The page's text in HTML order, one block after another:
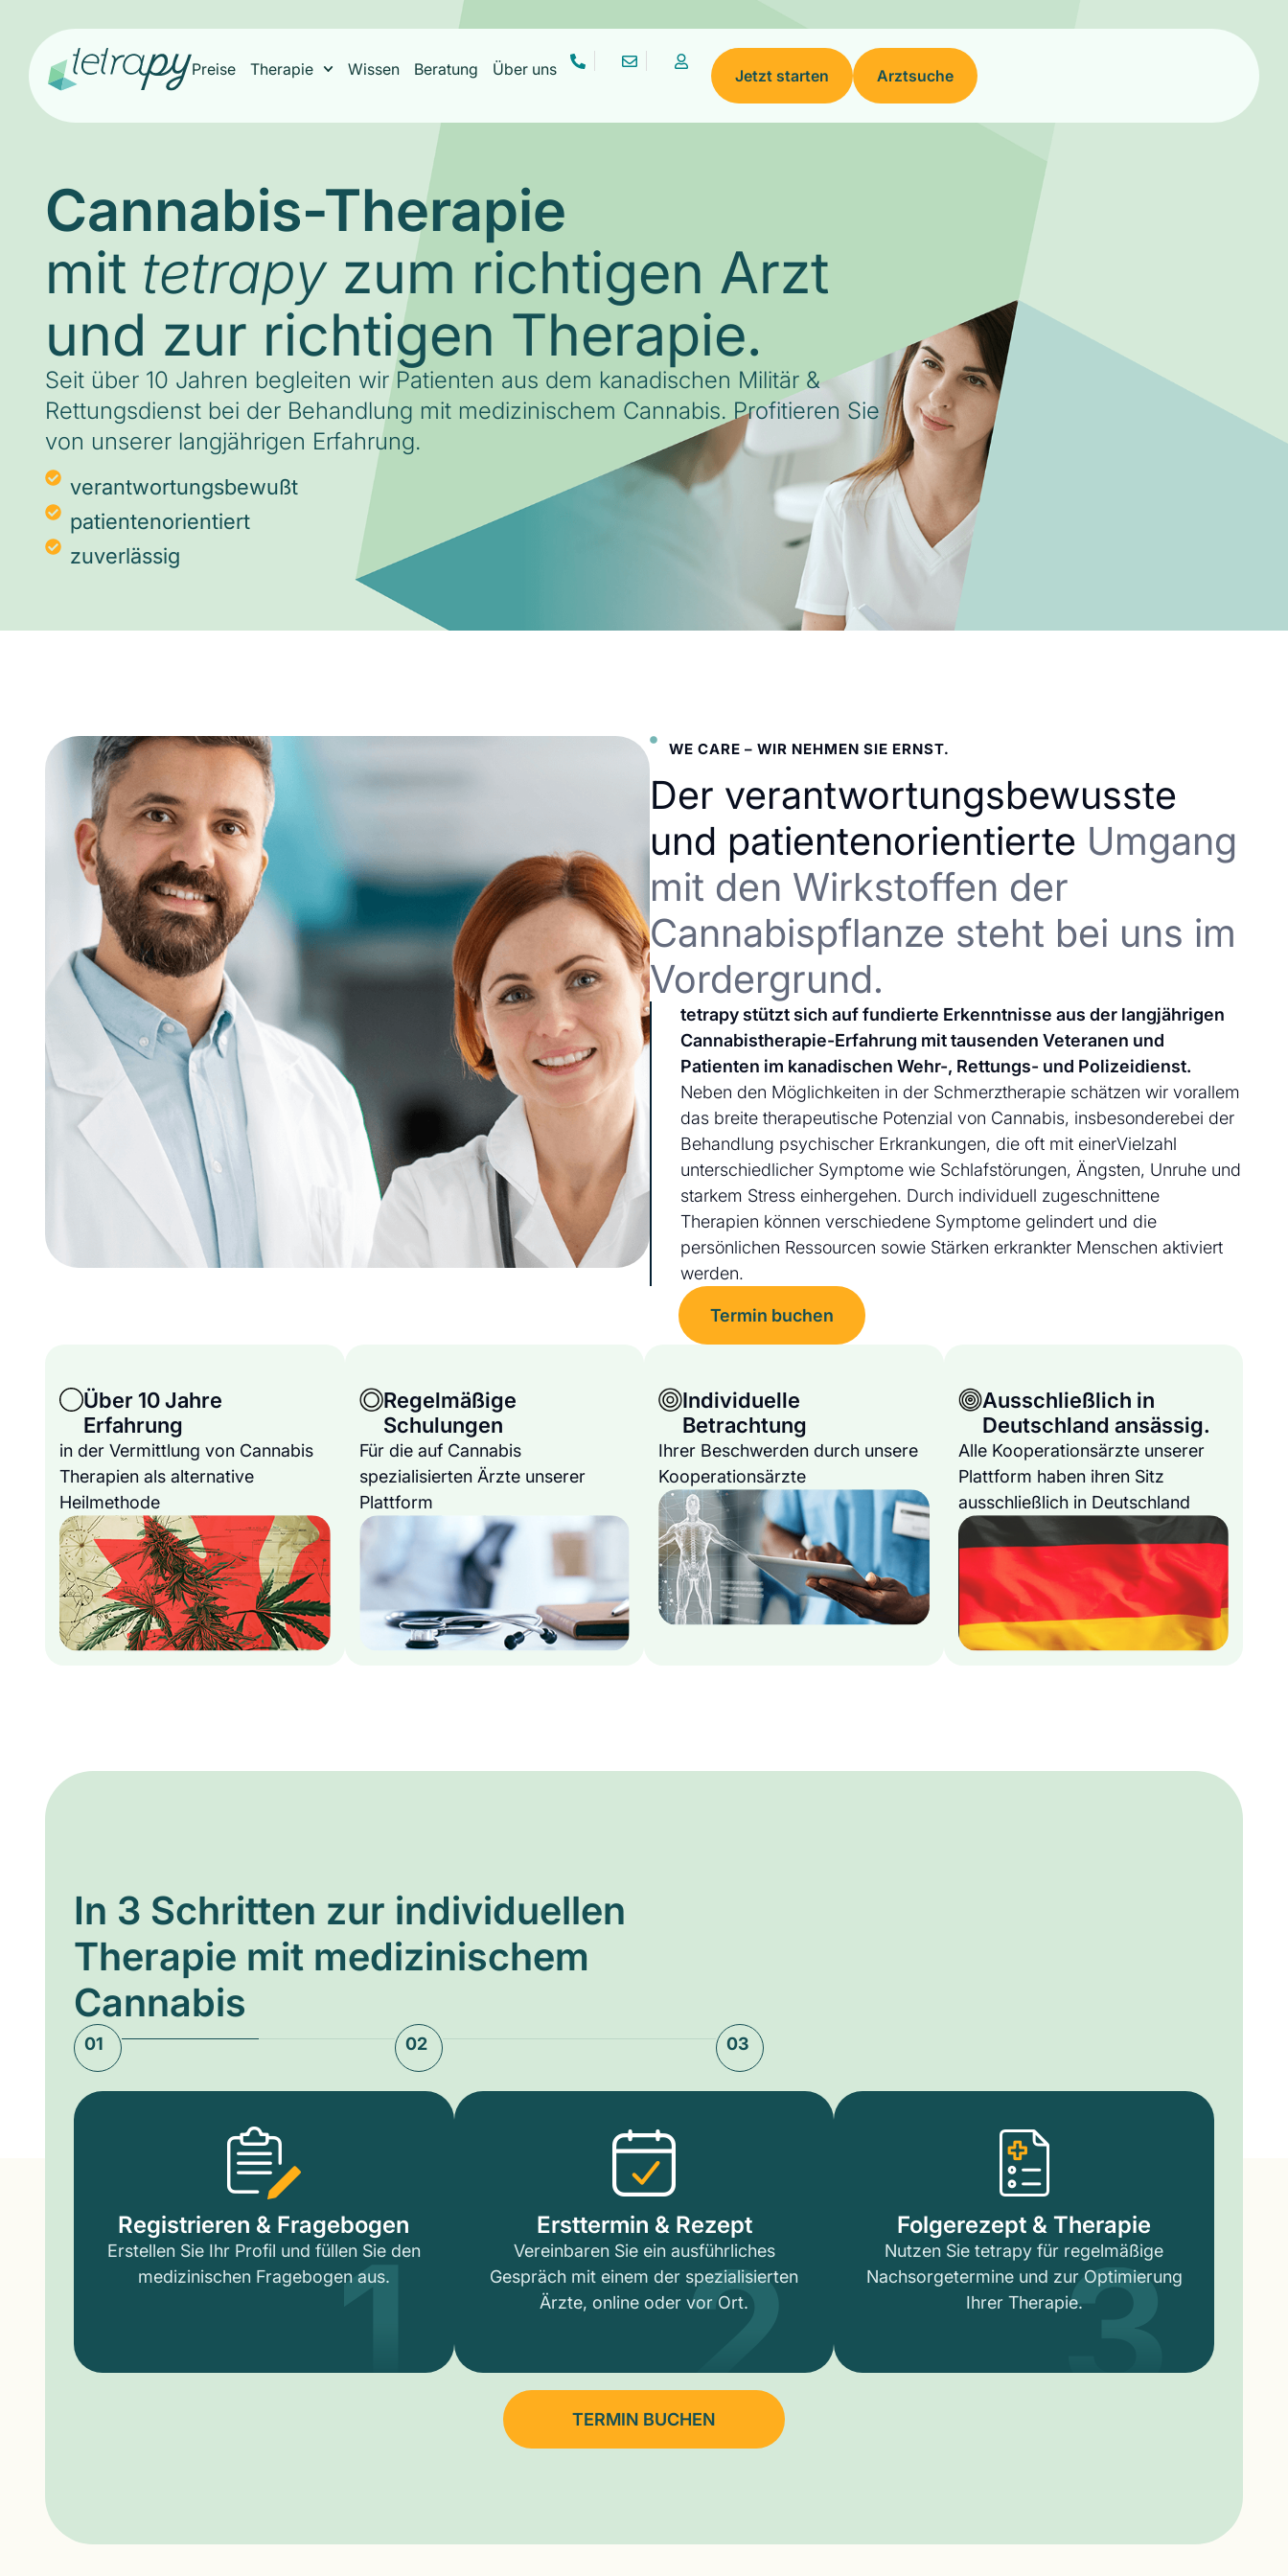
Preise Therapie Wissen Beratung Über uns Jetzt starten Arztsuche
Cannabis-Therapie
mit tetrapyzum richtigen Arzt
und zur richtigen Therapie.
Seit über 10 Jahren begleiten wir Patienten aus dem kanadischen Militär &
Rettungsdienst bei der Behandlung mit medizinischem Cannabis. Profitieren Sie
von unserer langjährigen Erfahrung.
verantwortungsbewußt
patientenorientiert
zuverlässig
WE CARE – WIR NEHMEN SIE ERNST.
Der verantwortungsbewusste
und patientenorientierte Umgang
mit den Wirkstoffen der
Cannabispflanze steht bei uns im
Vordergrund.
tetrapy stützt sich auf fundierte Erkenntnisse aus der langjährigen
Cannabistherapie-Erfahrung mit tausenden Veteranen und
Patienten im kanadischen Wehr-, Rettungs- und Polizeidienst.
Neben den Möglichkeiten in der Schmerztherapie schätzen wir vorallem
das breite therapeutische Potenzial von Cannabis, insbesonderebei der
Behandlung psychischer Erkrankungen, die oft mit einerVielzahl
unterschiedlicher Symptome wie Schlafstörungen, Ängsten, Unruhe und
starkem Stress einhergehen. Durch individuell zugeschnittene
Therapien können verschiedene Symptome gelindert und die
persönlichen Ressourcen sowie Stärken erkrankter Menschen aktiviert
werden.
Termin buchen
Über 10 Jahre
Erfahrung
in der Vermittlung von Cannabis
Therapien als alternative
Heilmethode
Regelmäßige
Schulungen
Für die auf Cannabis
spezialisierten Ärzte unserer
Plattform
Individuelle
Betrachtung
Ihrer Beschwerden durch unsere
Kooperationsärzte
Ausschließlich in
Deutschland ansässig.
Alle Kooperationsärzte unserer
Plattform haben ihren Sitz
ausschließlich in Deutschland
In 3 Schritten zur individuellen
Therapie mit medizinischem
Cannabis
01 02 03
Registrieren & Fragebogen
Erstellen Sie Ihr Profil und füllen Sie den
medizinischen Fragebogen aus.
1 Ersttermin & Rezept
Vereinbaren Sie ein ausführliches
Gespräch mit einem der spezialisierten
Ärzte, online oder vor Ort.
2 Folgerezept & Therapie
Nutzen Sie tetrapy für regelmäßige
Nachsorgetermine und zur Optimierung
Ihrer Therapie.3
TERMIN BUCHEN